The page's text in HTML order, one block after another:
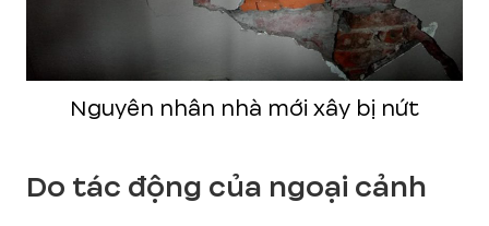
Nguyên nhân nhà mới xây bị nứt
Do tác động của ngoại cảnh